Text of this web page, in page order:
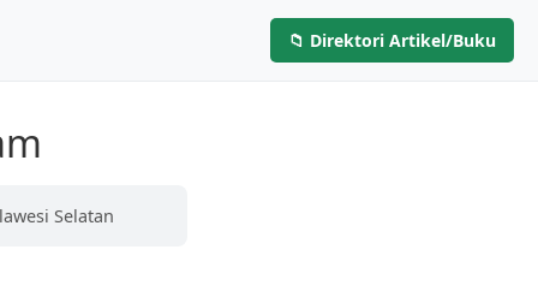
Hubungi Kami
📁 Direktori Artikel/Buku
Selatan